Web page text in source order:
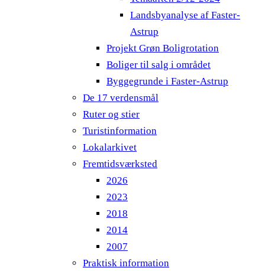
Landsbyanalyse af Faster-
Astrup
Projekt Grøn Boligrotation
Boliger til salg i området
Byggegrunde i Faster-Astrup
De 17 verdensmål
Ruter og stier
Turistinformation
Lokalarkivet
Fremtidsværksted
2026
2023
2018
2014
2007
Praktisk information